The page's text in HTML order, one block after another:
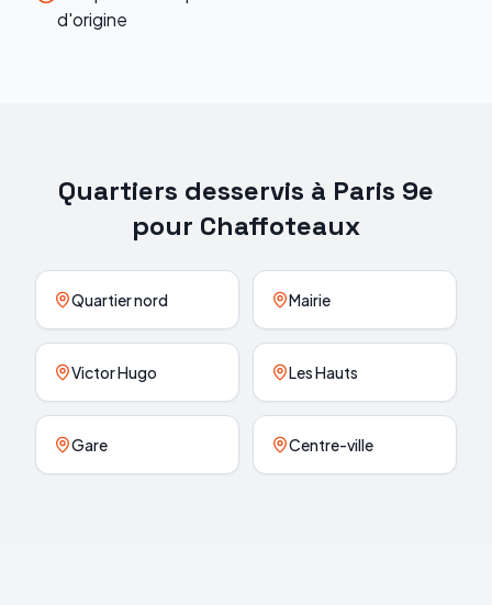
d'origine
Quartiers desservis à Paris 9e
pour Chaffoteaux
Quartier nord Mairie
Victor Hugo Les Hauts
Gare Centre-ville